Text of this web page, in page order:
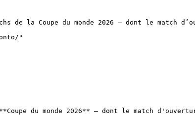
la Coupe du monde 2026 — dont le match
"
du monde 2026** — dont le match